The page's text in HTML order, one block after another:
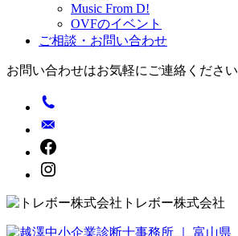
Music From D!
OVFのイベント
ご相談・お問い合わせ
お問い合わせはお気軽にご連絡ください
トレボー株式会社